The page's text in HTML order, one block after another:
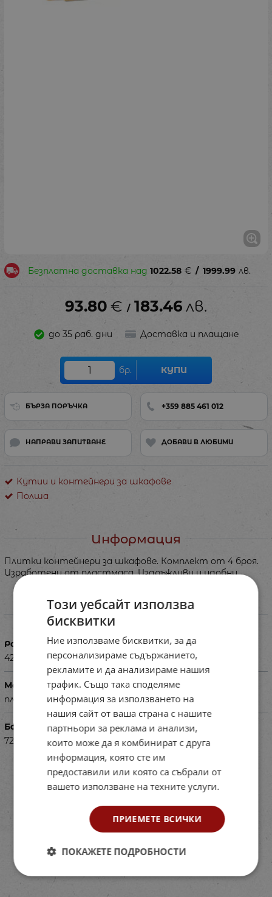
Безплатна доставка над 1022.58 € / 1999.99 лв.
93.80 € / 183.46 лв.
до 35 раб. дни Доставка и плащане
бр. КУПИ
БЪРЗА ПОРЪЧКА +359 885 461 012
НАПРАВИ ЗАПИТВАНЕ ДОБАВИ В ЛЮБИМИ
Кутии и контейнери за шкафове
Полша
Информация
Плитки контейнери за шкафове. Комплект от 4 броя.
Изработени от пластмаса. Издръжливи и удобни.
Характеристики
Размери в см
42x31x7.3 см
Материал
пластмаса
Баркод (ISBN, UPC, др.)
72322396
Този уебсайт използва
бисквитки
Ние използваме бисквитки, за да
персонализираме съдържанието,
рекламите и да анализираме нашия
трафик. Също така споделяме
информация за използването на
нашия сайт от ваша страна с нашите
партньори за реклама и анализи,
които може да я комбинират с друга
информация, която сте им
предоставили или която са събрали от
вашето използване на техните услуги.
ПРИЕМЕТЕ ВСИЧКИ
ПОКАЖЕТЕ ПОДРОБНОСТИ